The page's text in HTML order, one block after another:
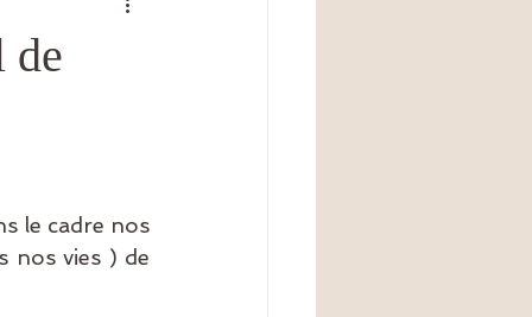
Couple
de
le cadre nos
nos vies ) de